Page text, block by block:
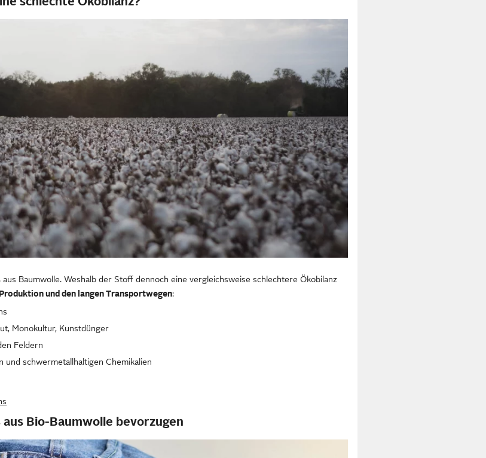
Baumwolle. Weshalb der Stoff dennoch eine vergleichsweise schlechtere Ökobilanz
und den langen Transportwegen:
Monokultur, Kunstdünger
Feldern
schwermetallhaltigen Chemikalien
Bio-Baumwolle bevorzugen